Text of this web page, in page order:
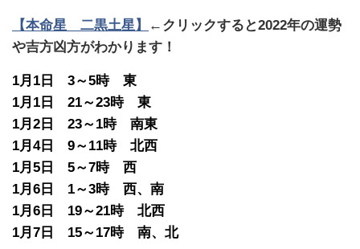
【本命星 二黒土星】
←クリックすると2022年の運勢
や吉方凶方がわかります！
1月1日 3～5時 東
1月1日 21～23時 東
1月2日 23～1時 南東
1月4日 9～11時 北西
1月5日 5～7時 西
1月6日 1～3時 西、南
1月6日 19～21時 北西
1月7日 15～17時 南、北